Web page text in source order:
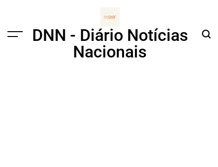
Menu
DNN - Diário Notícias
Nacionais